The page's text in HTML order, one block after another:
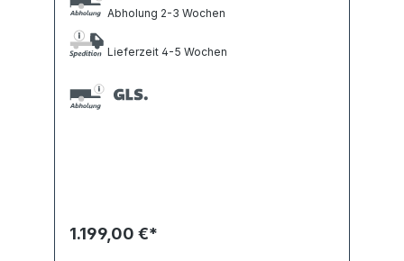
Abholung 2-3 Wochen
Lieferzeit 4-5 Wochen
1.199,00 €*